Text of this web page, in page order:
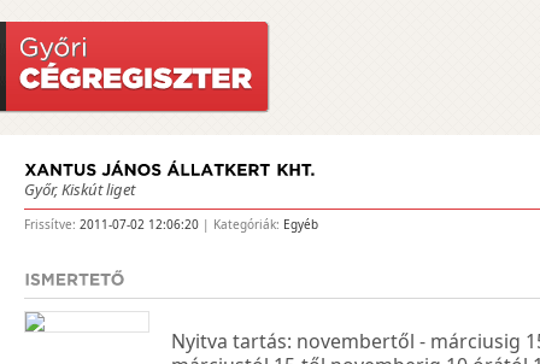
Győr, Kiskút liget
Frissítve: 2011-07-02 12:06:20 | Kategóriák: Egyéb
Nyitva tartás: novembertől - márciusig